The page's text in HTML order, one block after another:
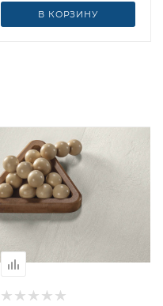
В КОРЗИНУ